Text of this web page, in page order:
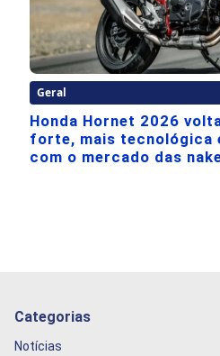
Geral
Honda Hornet 2026
forte, mais tecnológica
com o mercado das
Categorias
Notícias